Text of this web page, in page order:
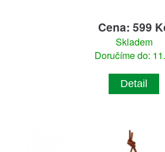
Cena: 599
Skladem
Doručíme do:
Detail